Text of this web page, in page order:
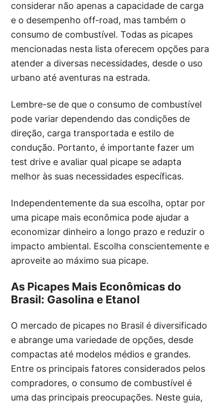
considerar não apenas a capacidade de carga
e o desempenho off-road, mas também o
consumo de combustível. Todas as picapes
mencionadas nesta lista oferecem opções para
atender a diversas necessidades, desde o uso
urbano até aventuras na estrada.
Lembre-se de que o consumo de combustível
pode variar dependendo das condições de
direção, carga transportada e estilo de
condução. Portanto, é importante fazer um
test drive e avaliar qual picape se adapta
melhor às suas necessidades específicas.
Independentemente da sua escolha, optar por
uma picape mais econômica pode ajudar a
economizar dinheiro a longo prazo e reduzir o
impacto ambiental. Escolha conscientemente e
aproveite ao máximo sua picape.
As Picapes Mais Econômicas do
Brasil: Gasolina e Etanol
O mercado de picapes no Brasil é diversificado
e abrange uma variedade de opções, desde
compactas até modelos médios e grandes.
Entre os principais fatores considerados pelos
compradores, o consumo de combustível é
uma das principais preocupações. Neste guia,